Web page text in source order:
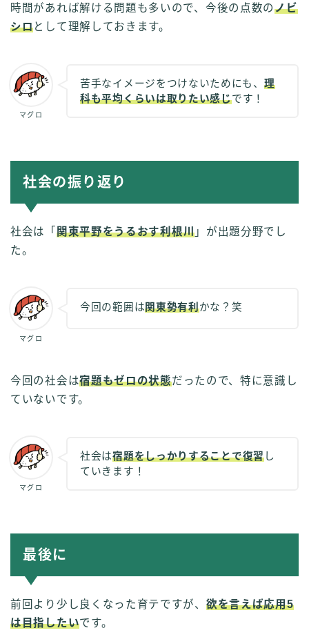
時間があれば解ける問題も多いので、今後の点数のノビ
シロとして理解しておきます。
マグロ
苦手なイメージをつけないためにも、 理
科も平均くらいは取りたい感じです！
社会の振り返り
社会は「 関東平野をうるおす利根川 」が出題分野でし
た。
マグロ
今回の範囲は関東勢有利かな？笑
今回の社会は宿題もゼロの状態だったので、特に意識し
ていないです。
マグロ
社会は宿題をしっかりすることで復習し
ていきます！
最後に
前回より少し良くなった育テですが、 欲を言えば応用5
は目指したいです。